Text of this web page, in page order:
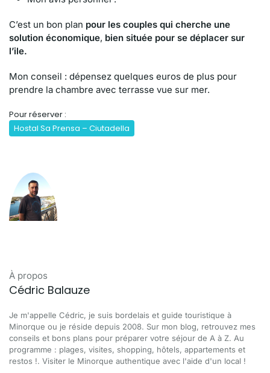
C’est un bon plan pour les couples qui cherche une
solution économique, bien située pour se déplacer sur
l’ile.
Mon conseil : dépensez quelques euros de plus pour
prendre la chambre avec terrasse vue sur mer.
Pour réserver :
Hostal Sa Prensa – Ciutadella
À propos
Cédric Balauze
Je m'appelle Cédric, je suis bordelais et guide touristique à
Minorque ou je réside depuis 2008. Sur mon blog, retrouvez mes
conseils et bons plans pour préparer votre séjour de A à Z. Au
programme : plages, visites, shopping, hôtels, appartements et
restos !. Visiter le Minorque authentique avec l'aide d'un local !